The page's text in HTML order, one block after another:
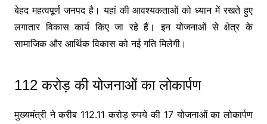
बेहद महत्वपूर्ण जनपद है। यहां की आवश्यकताओं को ध्यान में रखते हुए
लगातार विकास कार्य किए जा रहे हैं। इन योजनाओं से क्षेत्र के
सामाजिक और आर्थिक विकास को नई गति मिलेगी।
112 करोड़ की योजनाओं का लोकार्पण
मुख्यमंत्री ने करीब 112.11 करोड़ रुपये की 17 योजनाओं का लोकार्पण